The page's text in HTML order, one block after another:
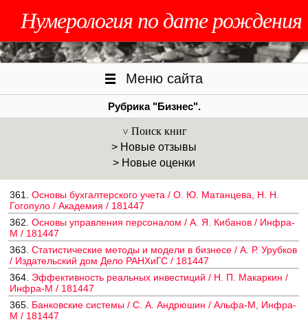
Нумерология по дате рождения
Меню сайта
Рубрика "Бизнес".
Поиск книг
> Новые отзывы
> Новые оценки
361. Основы бухгалтерского учета / О. Ю. Матанцева, Н. Н.
Гогопуло / Академия / 181447
362. Основы управления персоналом / А. Я. Кибанов / Инфра-
М / 181447
363. Статистические методы и модели в бизнесе / А. Р. Урубков
/ Издательский дом Дело РАНХиГС / 181447
364. Эффективность реальных инвестиций / Н. П. Макаркин /
Инфра-М / 181447
365. Банковские системы / С. А. Андрюшин / Альфа-М, Инфра-
М / 181447